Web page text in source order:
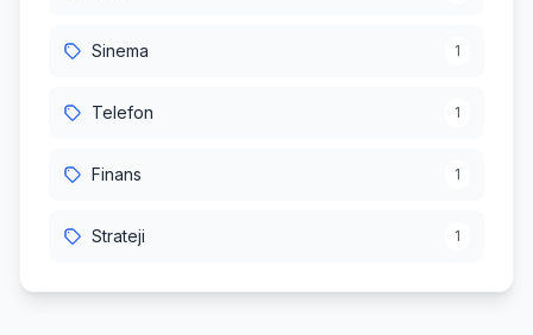
Sinema 1
Telefon 1
Finans 1
Strateji 1